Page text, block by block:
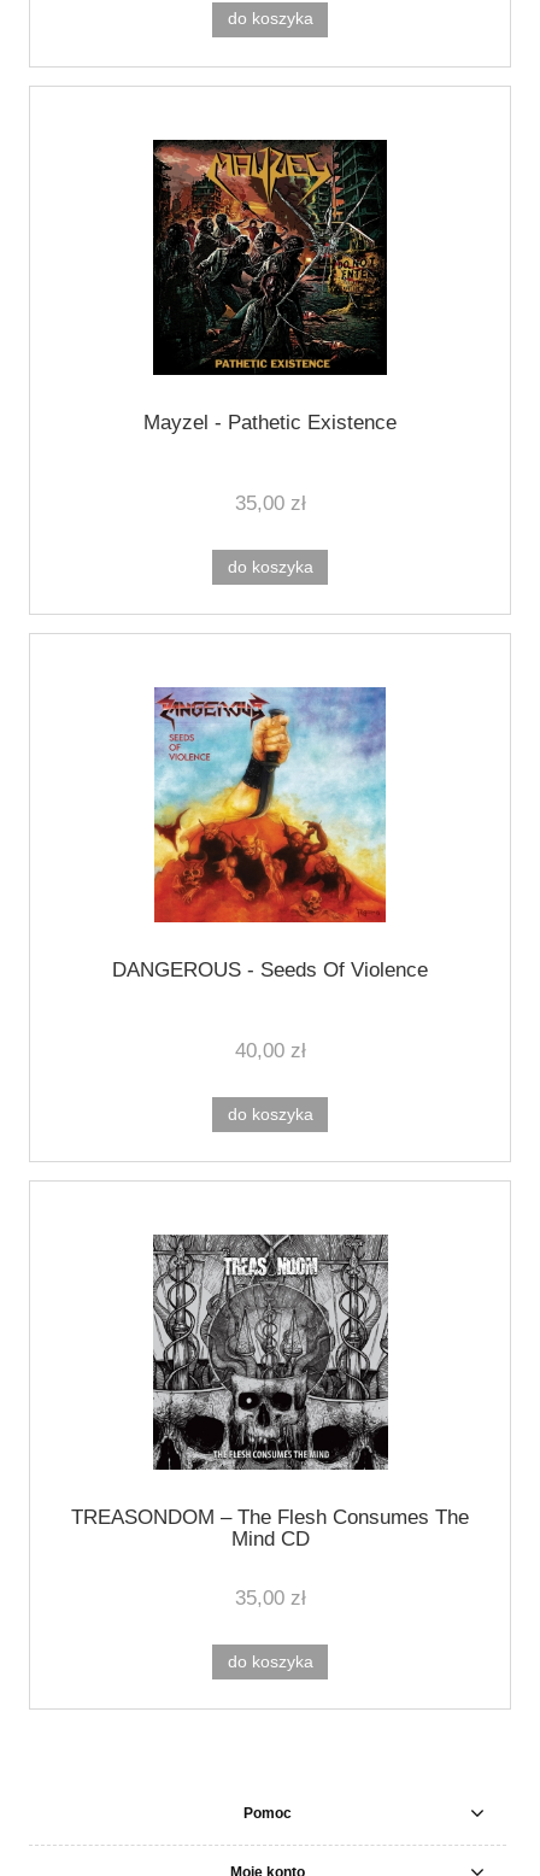
do koszyka
Mayzel - Pathetic Existence
35,00 zł
do koszyka
DANGEROUS - Seeds Of Violence
40,00 zł
do koszyka
TREASONDOM ‎– The Flesh Consumes The
Mind CD
35,00 zł
do koszyka
Pomoc